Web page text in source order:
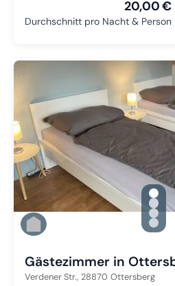
20,00 €
Durchschnitt pro Nacht & Person
Zu
Zu
Zu
Zu
Gästezimmer in
Verdener Str., 28870 Ottersberg